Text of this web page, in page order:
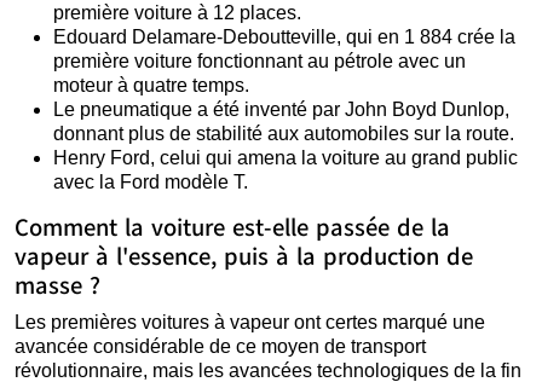
première voiture à 12 places.
Edouard Delamare-Deboutteville, qui en 1 884 crée la
première voiture fonctionnant au pétrole avec un
moteur à quatre temps.
Le pneumatique a été inventé par John Boyd Dunlop,
donnant plus de stabilité aux automobiles sur la route.
Henry Ford, celui qui amena la voiture au grand public
avec la Ford modèle T.
Comment la voiture est-elle passée de la
vapeur à l'essence, puis à la production de
masse ?
Les premières voitures à vapeur ont certes marqué une
avancée considérable de ce moyen de transport
révolutionnaire, mais les avancées technologiques de la fin